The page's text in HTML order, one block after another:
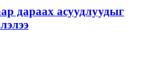
дараах асуудлуудыг